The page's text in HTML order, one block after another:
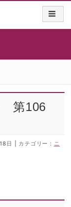
第106
日 カテゴリー : ニ